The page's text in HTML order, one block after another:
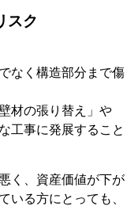
スク
なく構造部分まで傷
材の張り替え」や
工事に発展すること
く、資産価値が下が
いる方にとっても、